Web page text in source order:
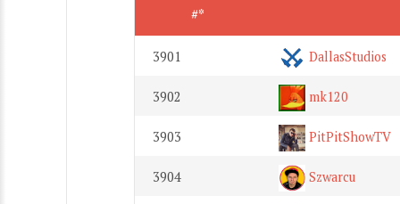
#*
3901 DallasStudios
3902 mk120
3903 PitPitShowTV
3904 Szwarcu